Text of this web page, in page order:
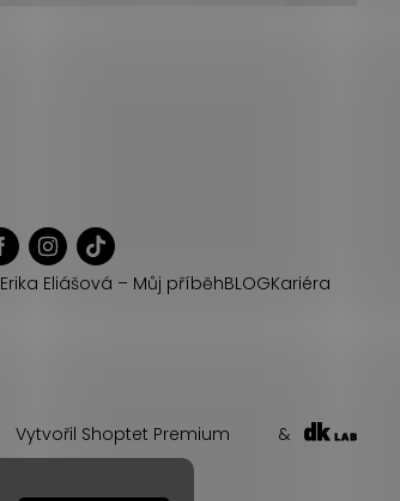
Erika Eliášová – Můj příběhBLOGKariéra
Vytvořil Shoptet Premium &